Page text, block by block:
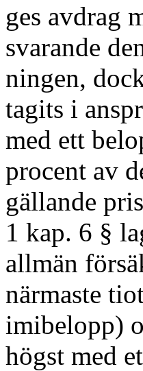
ges avdrag
svarande
ningen,
tagits i
med ett
procent av
gällande
1 kap. 6 §
allmän
närmaste
imibelopp)
högst med